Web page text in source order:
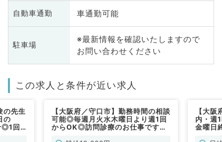
自動車通勤 車通勤可能
駐車場
※最新情報を確認いたしますので
お問い合わせください
この求人と条件が近い求人
の先生
の
◎1回5
【大阪府／守口市】勤務時間の相談
可能◎毎週月火水木曜日より週1回
からOK◎訪問診療のお仕事です
【大
内・週
金曜日